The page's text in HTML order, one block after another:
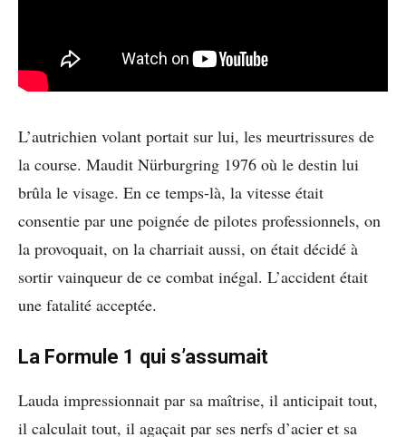
L’autrichien volant portait sur lui, les meurtrissures de
la course. Maudit Nürburgring 1976 où le destin lui
brûla le visage. En ce temps-là, la vitesse était
consentie par une poignée de pilotes professionnels, on
la provoquait, on la charriait aussi, on était décidé à
sortir vainqueur de ce combat inégal. L’accident était
une fatalité acceptée.
La Formule 1 qui s’assumait
Lauda impressionnait par sa maîtrise, il anticipait tout,
il calculait tout, il agaçait par ses nerfs d’acier et sa